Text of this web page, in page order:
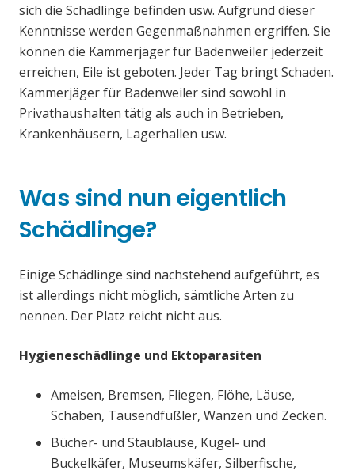
sich die Schädlinge befinden usw. Aufgrund dieser
Kenntnisse werden Gegenmaßnahmen ergriffen. Sie
können die Kammerjäger für Badenweiler jederzeit
erreichen, Eile ist geboten. Jeder Tag bringt Schaden.
Kammerjäger für Badenweiler sind sowohl in
Privathaushalten tätig als auch in Betrieben,
Krankenhäusern, Lagerhallen usw.
Was sind nun eigentlich
Schädlinge?
Einige Schädlinge sind nachstehend aufgeführt, es
ist allerdings nicht möglich, sämtliche Arten zu
nennen. Der Platz reicht nicht aus.
Hygieneschädlinge und Ektoparasiten
Ameisen, Bremsen, Fliegen, Flöhe, Läuse,
Schaben, Tausendfüßler, Wanzen und Zecken.
Bücher- und Staubläuse, Kugel- und
Buckelkäfer, Museumskäfer, Silberfische,